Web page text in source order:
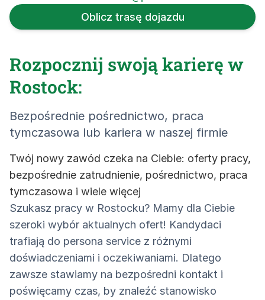
Oblicz trasę dojazdu
Rozpocznij swoją karierę w
Rostock:
Bezpośrednie pośrednictwo, praca
tymczasowa lub kariera w naszej firmie
Twój nowy zawód czeka na Ciebie: oferty pracy,
bezpośrednie zatrudnienie, pośrednictwo, praca
tymczasowa i wiele więcej
Szukasz pracy w Rostocku? Mamy dla Ciebie
szeroki wybór aktualnych ofert! Kandydaci
trafiają do persona service z różnymi
doświadczeniami i oczekiwaniami. Dlatego
zawsze stawiamy na bezpośredni kontakt i
poświęcamy czas, by znaleźć stanowisko